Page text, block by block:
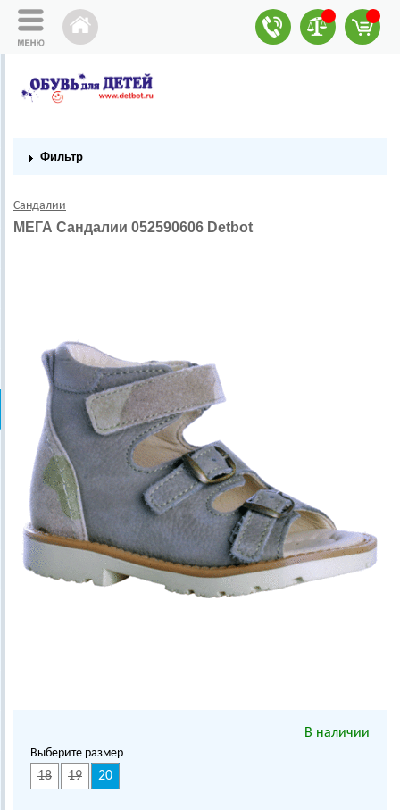
Фильтр
Сандалии
МЕГА Сандалии 052590606 Detbot
В наличии
Выберите размер
18 19 20